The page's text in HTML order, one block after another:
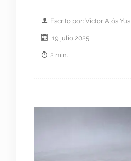
Escrito por: Victor Alós Yus
19 julio 2025
2 min.